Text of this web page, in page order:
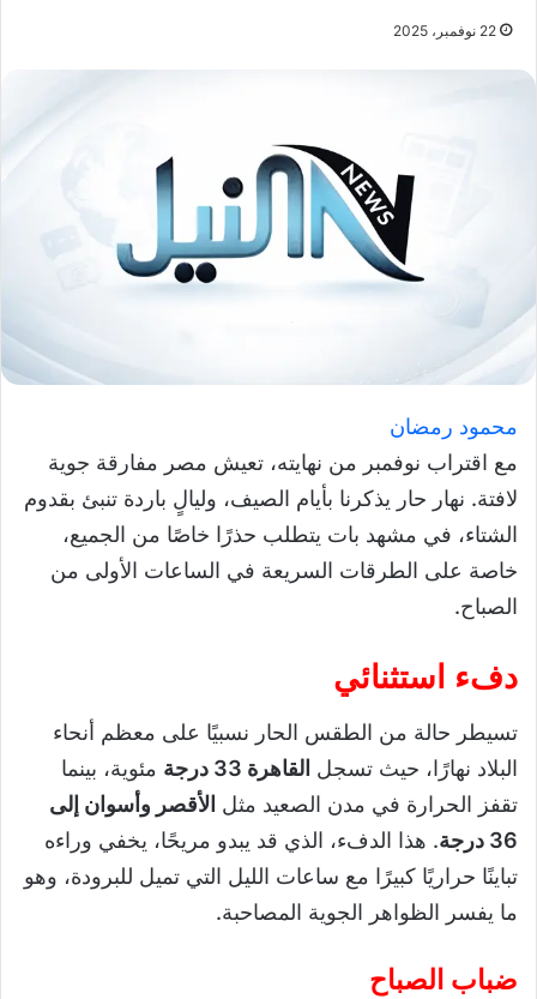
22 نوفمبر، 2025
محمود رمضان
مع اقتراب نوفمبر من نهايته، تعيش مصر مفارقة جوية
لافتة. نهار حار يذكرنا بأيام الصيف، وليالٍ باردة تنبئ بقدوم
الشتاء، في مشهد بات يتطلب حذرًا خاصًا من الجميع،
خاصة على الطرقات السريعة في الساعات الأولى من
الصباح.
دفء استثنائي
تسيطر حالة من الطقس الحار نسبيًا على معظم أنحاء
البلاد نهارًا، حيث تسجل القاهرة 33 درجة
مئوية، بينما
تقفز الحرارة في مدن الصعيد مثل الأقصر وأسوان إلى
36 درجة
. هذا الدفء، الذي قد يبدو مريحًا، يخفي وراءه
تباينًا حراريًا كبيرًا مع ساعات الليل التي تميل للبرودة، وهو
ما يفسر الظواهر الجوية المصاحبة.
ضباب الصباح